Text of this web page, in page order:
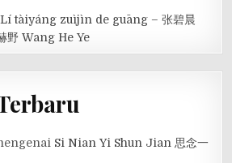
tàiyáng zuìjìn de guāng – 张碧晨
野 Wang He Ye
Si Nian Yi Shun Jian 思念一